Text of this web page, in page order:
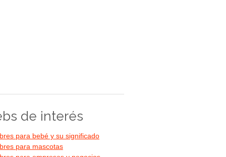
de interés
para bebé y su significado
para mascotas